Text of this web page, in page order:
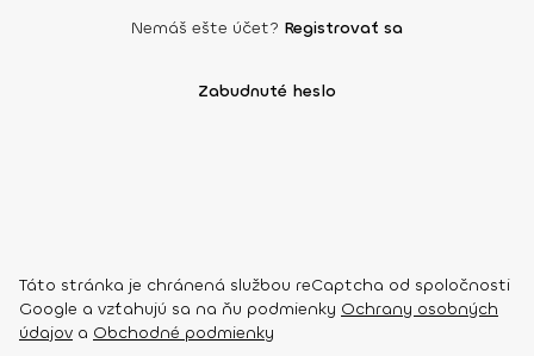
Nemáš ešte účet? Registrovať sa
Zabudnuté heslo
Táto stránka je chránená službou reCaptcha od spoločnosti
Google a vzťahujú sa na ňu podmienky Ochrany osobných
údajov a Obchodné podmienky